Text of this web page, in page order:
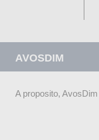
AVOSDIM
A proposito, AvosDim